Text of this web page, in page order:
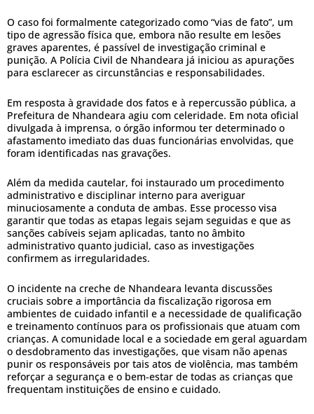
O caso foi formalmente categorizado como “vias de fato”, um
tipo de agressão física que, embora não resulte em lesões
graves aparentes, é passível de investigação criminal e
punição. A Polícia Civil de Nhandeara já iniciou as apurações
para esclarecer as circunstâncias e responsabilidades.
Em resposta à gravidade dos fatos e à repercussão pública, a
Prefeitura de Nhandeara agiu com celeridade. Em nota oficial
divulgada à imprensa, o órgão informou ter determinado o
afastamento imediato das duas funcionárias envolvidas, que
foram identificadas nas gravações.
Além da medida cautelar, foi instaurado um procedimento
administrativo e disciplinar interno para averiguar
minuciosamente a conduta de ambas. Esse processo visa
garantir que todas as etapas legais sejam seguidas e que as
sanções cabíveis sejam aplicadas, tanto no âmbito
administrativo quanto judicial, caso as investigações
confirmem as irregularidades.
O incidente na creche de Nhandeara levanta discussões
cruciais sobre a importância da fiscalização rigorosa em
ambientes de cuidado infantil e a necessidade de qualificação
e treinamento contínuos para os profissionais que atuam com
crianças. A comunidade local e a sociedade em geral aguardam
o desdobramento das investigações, que visam não apenas
punir os responsáveis por tais atos de violência, mas também
reforçar a segurança e o bem-estar de todas as crianças que
frequentam instituições de ensino e cuidado.